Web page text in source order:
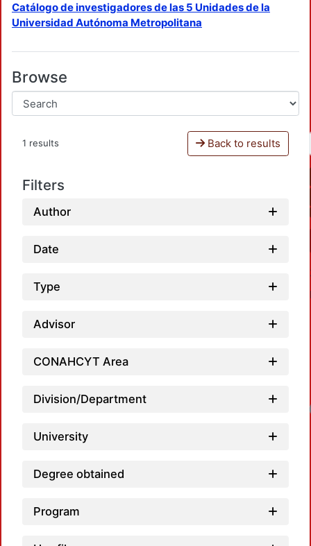
Catálogo de investigadores de las 5 Unidades de la
Universidad Autónoma Metropolitana
Browse
1 results Back to results
Filters
Author
Date
Type
Advisor
CONAHCYT Area
Division/Department
University
Degree obtained
Program